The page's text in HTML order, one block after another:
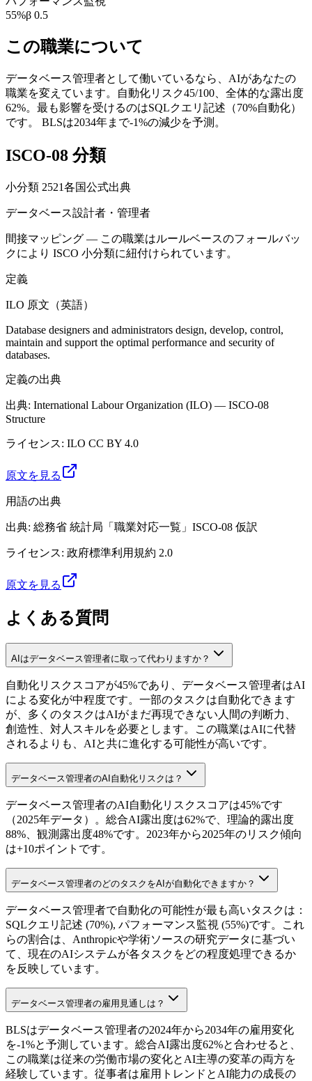
55%β 0.5
この職業について
データベース管理者として働いているなら、AIがあなたの
職業を変えています。自動化リスク45/100、全体的な露出度
62%。最も影響を受けるのはSQLクエリ記述（70%自動化）
です。 BLSは2034年まで-1%の減少を予測。
ISCO-08 分類
小分類 2521各国公式出典
データベース設計者・管理者
間接マッピング — この職業はルールベースのフォールバッ
クにより ISCO 小分類に紐付けられています。
定義
ILO 原文（英語）
Database designers and administrators design, develop, control,
maintain and support the optimal performance and security of
databases.
定義の出典
出典: International Labour Organization (ILO) — ISCO-08
Structure
ライセンス: ILO CC BY 4.0
原文を見る
用語の出典
出典: 総務省 統計局「職業対応一覧」ISCO-08 仮訳
ライセンス: 政府標準利用規約 2.0
原文を見る
よくある質問
AIはデータベース管理者に取って代わりますか？
自動化リスクスコアが45%であり、データベース管理者はAI
による変化が中程度です。一部のタスクは自動化できます
が、多くのタスクはAIがまだ再現できない人間の判断力、
創造性、対人スキルを必要とします。この職業はAIに代替
されるよりも、AIと共に進化する可能性が高いです。
データベース管理者のAI自動化リスクは？
データベース管理者のAI自動化リスクスコアは45%です
（2025年データ）。総合AI露出度は62%で、理論的露出度
88%、観測露出度48%です。2023年から2025年のリスク傾向
は+10ポイントです。
データベース管理者のどのタスクをAIが自動化できますか？
データベース管理者で自動化の可能性が最も高いタスクは：
SQLクエリ記述 (70%), パフォーマンス監視 (55%)です。これ
らの割合は、Anthropicや学術ソースの研究データに基づい
て、現在のAIシステムが各タスクをどの程度処理できるか
を反映しています。
データベース管理者の雇用見通しは？
BLSはデータベース管理者の2024年から2034年の雇用変化
を-1%と予測しています。総合AI露出度62%と合わせると、
この職業は従来の労働市場の変化とAI主導の変革の両方を
経験しています。従事者は雇用トレンドとAI能力の成長の